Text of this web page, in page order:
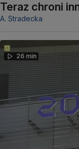
Teraz chroni
A. Stradecka
26 min